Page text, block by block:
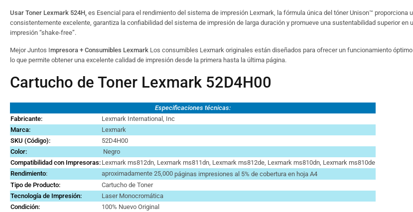
Usar Toner Lexmark 524H, es Esencial para el rendimiento del sistema de impresión Lexmark, la fórmula única del tóner Unison™ proporciona
consistentemente excelente, garantiza la confiabilidad del sistema de impresión de larga duración y promueve una sustentabilidad superior en
impresión “shake-free”.
Mejor Juntos Impresora + Consumibles Lexmark Los consumibles Lexmark originales están diseñados para ofrecer un funcionamiento
lo que permite obtener una excelente calidad de impresión desde la primera hasta la última página.
Cartucho de Toner Lexmark 52D4H00
Especificaciones técnicas:
Fabricante:
Lexmark International, Inc
Marca:
Lexmark
SKU (Código):
52D4H00
Color:
Negro
Compatibilidad con Impresoras: Lexmark ms812dn, Lexmark ms811dn, Lexmark ms812de, Lexmark ms810dn, Lexmark ms810de
Rendimiento: aproximadamente 25,000 páginas impresiones al 5% de cobertura en hoja A4
Tipo de Producto:
Cartucho de Toner
Tecnología de Impresión:
Laser Monocromática
Condición:
100% Nuevo Original